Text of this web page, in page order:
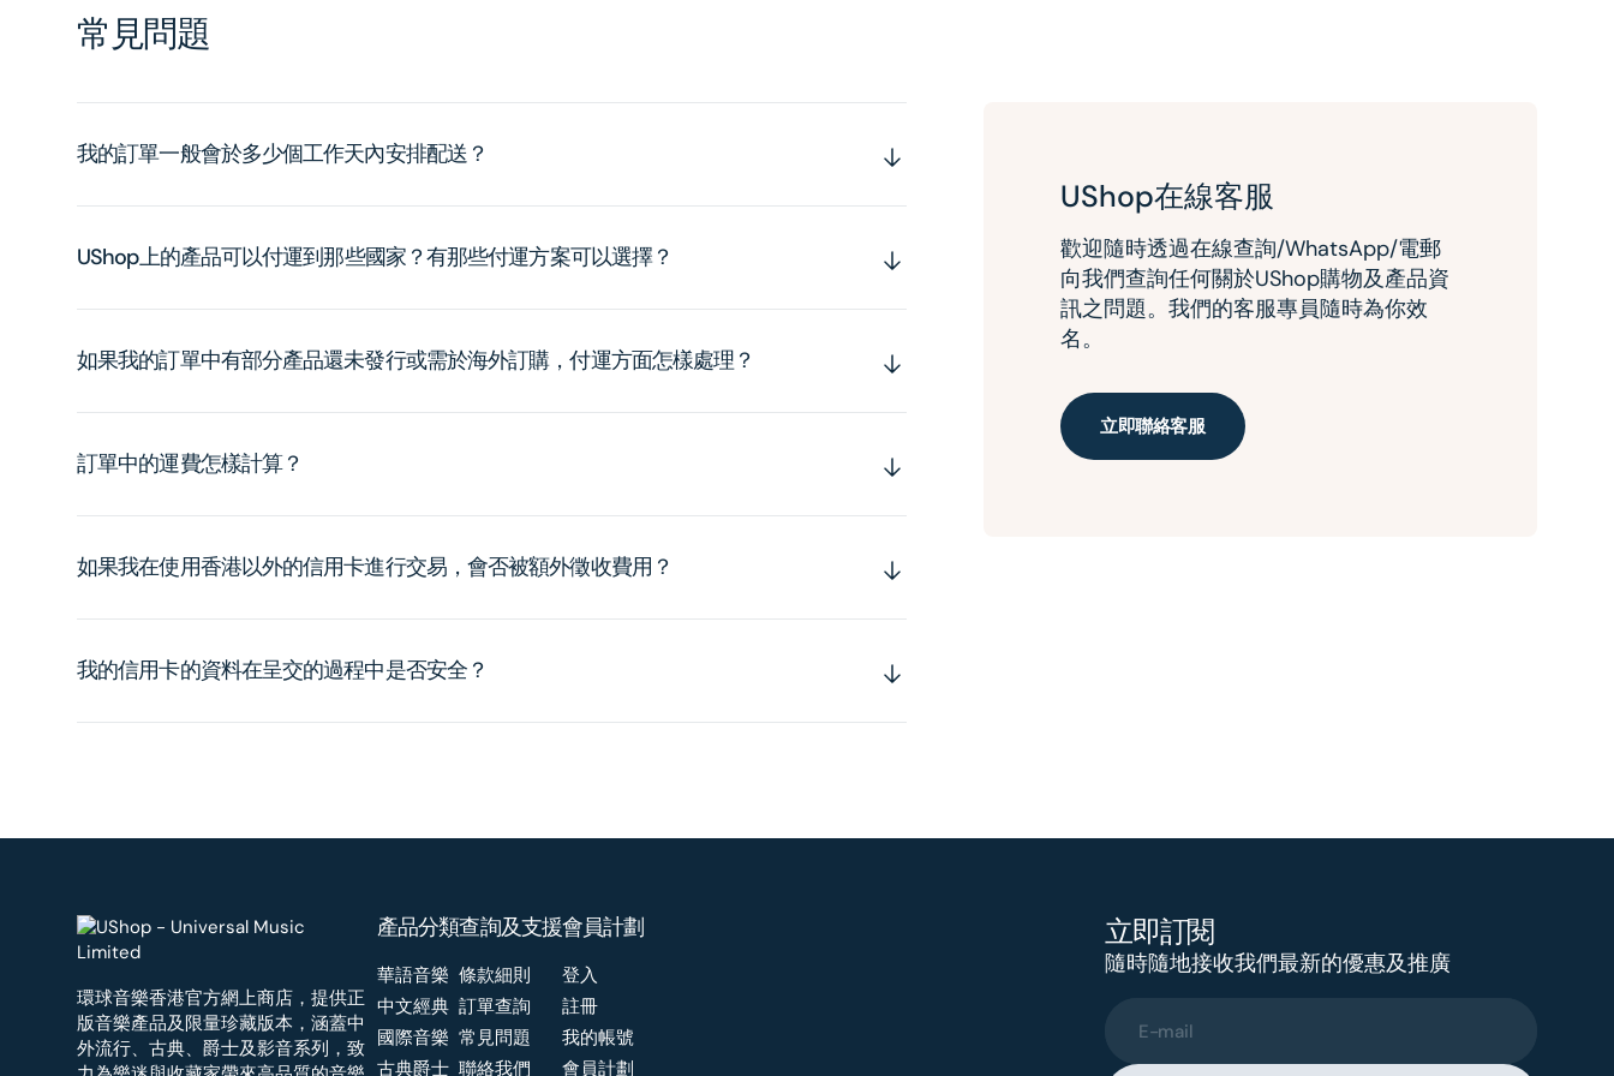
常見問題
我的訂單一般會於多少個工作天內安排配送？
UShop上的產品可以付運到那些國家？有那些付運方案可以選擇？
如果我的訂單中有部分產品還未發行或需於海外訂購，付運方面怎樣處理？
訂單中的運費怎樣計算？
如果我在使用香港以外的信用卡進行交易，會否被額外徵收費用？
我的信用卡的資料在呈交的過程中是否安全？
UShop在線客服
歡迎隨時透過在線查詢/WhatsApp/電郵
向我們查詢任何關於UShop購物及產品資
訊之問題。我們的客服專員隨時為你效
名。
立即聯絡客服
環球音樂香港官方網上商店，提供正
版音樂產品及限量珍藏版本，涵蓋中
外流行、古典、爵士及影音系列，致
產品分類
華語音樂
中文經典
國際音樂
古典爵士
查詢及支援
條款細則
訂單查詢
常見問題
聯絡我們
會員計劃
登入
註冊
我的帳號
會員計劃
立即訂閱
隨時隨地接收我們最新的優惠及推廣
E-mail